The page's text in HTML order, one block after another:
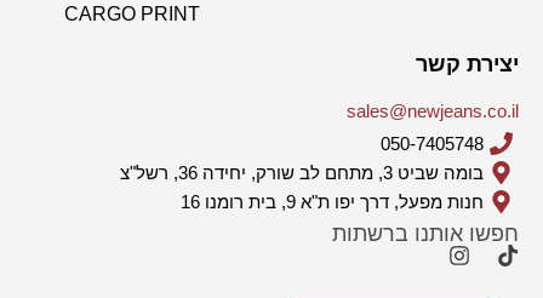
CARGO PRINT
יצירת קשר
sales@newjeans.co.il
050-7405748
בומה שביט 3, מתחם לב שורק, יחידה 36, רשל"צ
חנות מפעל, דרך יפו ת"א 9, בית רומנו 16
חפשו אותנו ברשתות